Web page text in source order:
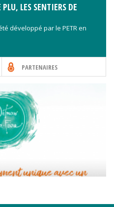
LES SENTIERS DE
développé par le PETR en
PARTENAIRES